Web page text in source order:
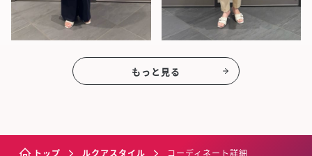
もっと見る
トップ ルクアスタイル コーディネート詳細